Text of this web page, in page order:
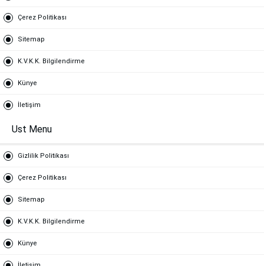
Çerez Politikası
Sitemap
K.V.K.K. Bilgilendirme
Künye
İletişim
Ust Menu
Gizlilik Politikası
Çerez Politikası
Sitemap
K.V.K.K. Bilgilendirme
Künye